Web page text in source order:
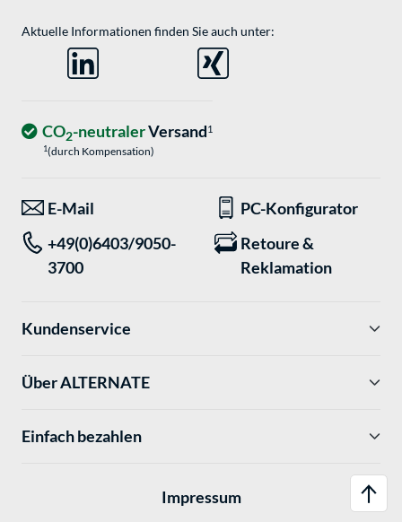
Aktuelle Informationen finden Sie auch unter:
CO2-neutralerVersand1
1(durch Kompensation)
E-Mail
PC-Konfigurator
+49(0)6403/9050-
3700
Retoure &
Reklamation
Kundenservice
Über ALTERNATE
Einfach bezahlen
Impressum